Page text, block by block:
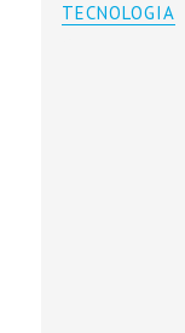
TECNOLOGIA